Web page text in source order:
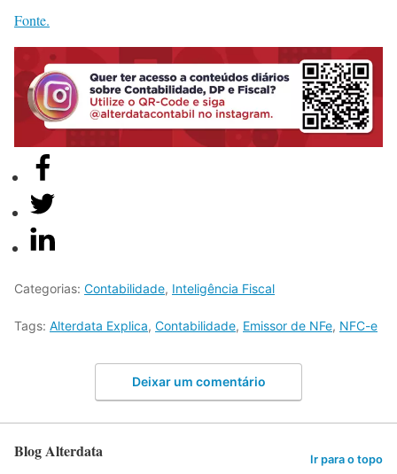
Fonte.
Categorias: Contabilidade, Inteligência Fiscal
Tags: Alterdata Explica, Contabilidade, Emissor de NFe, NFC-e
Deixar um comentário
Blog Alterdata Ir para o topo